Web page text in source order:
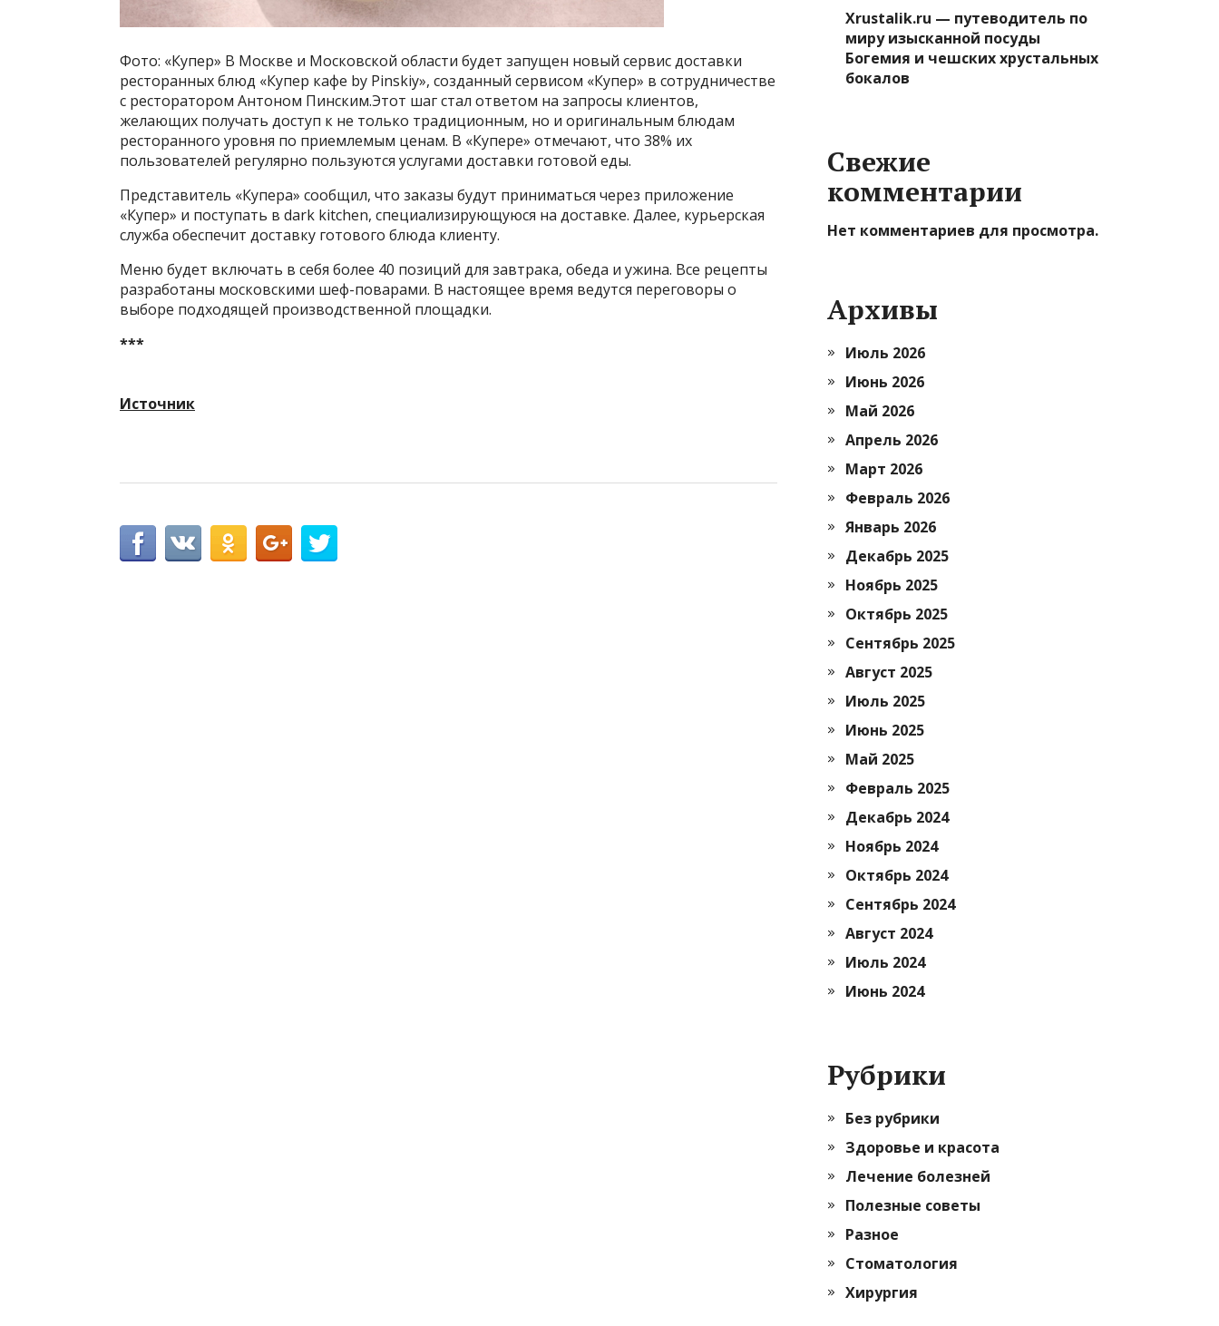
Фото: «Купер» В Москве и Московской области будет запущен новый сервис доставки
ресторанных блюд «Купер кафе by Pinskiy», созданный сервисом «Купер» в сотрудничестве
с ресторатором Антоном Пинским.Этот шаг стал ответом на запросы клиентов,
желающих получать доступ к не только традиционным, но и оригинальным блюдам
ресторанного уровня по приемлемым ценам. В «Купере» отмечают, что 38% их
пользователей регулярно пользуются услугами доставки готовой еды.
Представитель «Купера» сообщил, что заказы будут приниматься через приложение
«Купер» и поступать в dark kitchen, специализирующуюся на доставке. Далее, курьерская
служба обеспечит доставку готового блюда клиенту.
Меню будет включать в себя более 40 позиций для завтрака, обеда и ужина. Все рецепты
разработаны московскими шеф-поварами. В настоящее время ведутся переговоры о
выборе подходящей производственной площадки.
***
Источник
Xrustalik.ru — путеводитель по
миру изысканной посуды
Богемия и чешских хрустальных
бокалов
Свежие
комментарии
Нет комментариев для просмотра.
Архивы
Июль 2026
Июнь 2026
Май 2026
Апрель 2026
Март 2026
Февраль 2026
Январь 2026
Декабрь 2025
Ноябрь 2025
Октябрь 2025
Сентябрь 2025
Август 2025
Июль 2025
Июнь 2025
Май 2025
Февраль 2025
Декабрь 2024
Ноябрь 2024
Октябрь 2024
Сентябрь 2024
Август 2024
Июль 2024
Июнь 2024
Рубрики
Без рубрики
Здоровье и красота
Лечение болезней
Полезные советы
Разное
Стоматология
Хирургия